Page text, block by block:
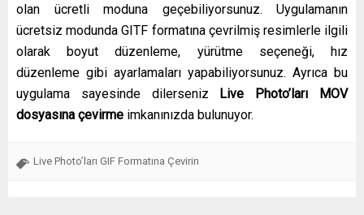
olan ücretli moduna geçebiliyorsunuz. Uygulamanın
ücretsiz modunda GITF formatına çevrilmiş resimlerle ilgili
olarak boyut düzenleme, yürütme seçeneği, hız
düzenleme gibi ayarlamaları yapabiliyorsunuz. Ayrıca bu
uygulama sayesinde dilerseniz Live Photo’ları MOV
dosyasına çevirme imkanınızda bulunuyor.
Live Photo’ları GIF Formatına Çevirin